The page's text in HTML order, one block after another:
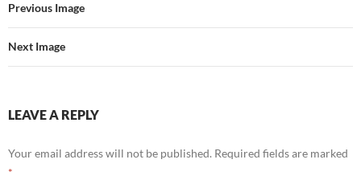
Previous Image
Next Image
LEAVE A REPLY
Your email address will not be published. Required fields are marked
*